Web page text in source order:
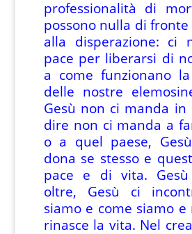
professionalità di
possono nulla di
alla disperazione: ci
pace per liberarsi di
a come funzionano
delle nostre
Gesù non ci manda in
dire non ci manda a
o a quel paese,
dona se stesso e
pace e di vita.
oltre, Gesù ci
siamo e come siamo e
rinasce la vita. Nel